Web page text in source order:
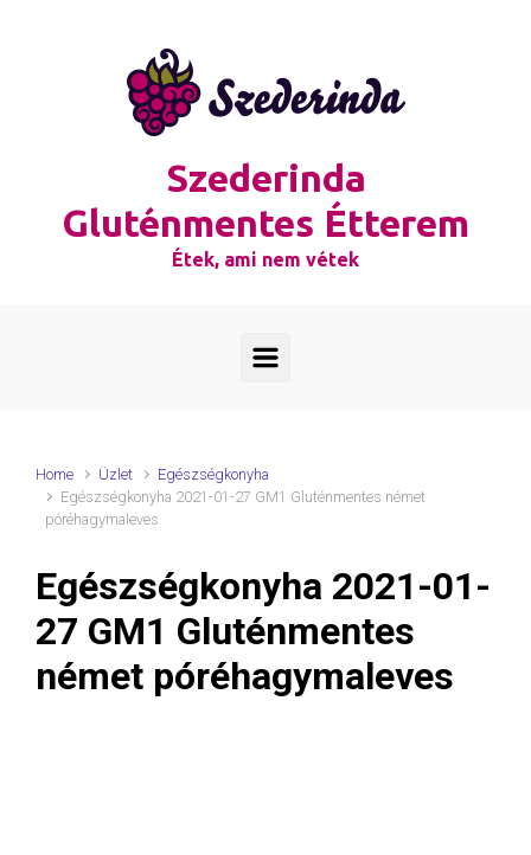
Szederinda
Gluténmentes Étterem
Étek, ami nem vétek
Home Üzlet
Egészségkonyha
Egészségkonyha 2021-01-27 GM1 Gluténmentes német
póréhagymaleves
Egészségkonyha 2021-01-
27 GM1 Gluténmentes
német póréhagymaleves